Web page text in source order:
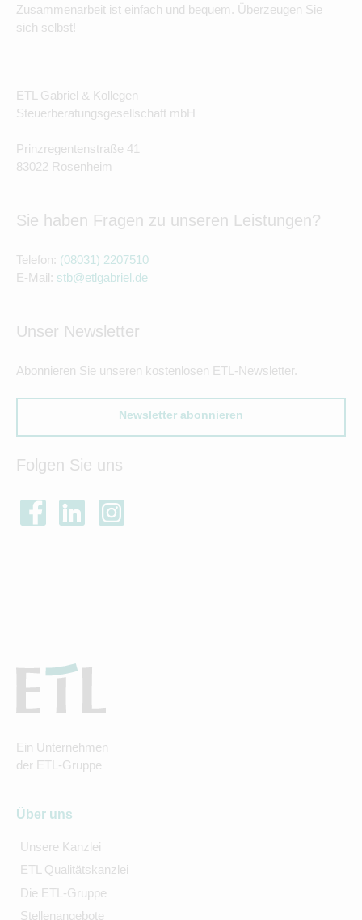
Zusammenarbeit ist einfach und bequem. Überzeugen Sie
sich selbst!
ETL Gabriel & Kollegen
Steuerberatungsgesellschaft mbH
Prinzregentenstraße 41
83022 Rosenheim
Sie haben Fragen zu unseren Leistungen?
Telefon: (08031) 2207510
E-Mail: stb@etlgabriel.de
Unser Newsletter
Abonnieren Sie unseren kostenlosen ETL-Newsletter.
Newsletter abonnieren
Folgen Sie uns
Ein Unternehmen
der ETL-Gruppe
Über uns
Unsere Kanzlei
ETL Qualitätskanzlei
Die ETL-Gruppe
Stellenangebote